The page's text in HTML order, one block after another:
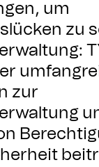
um
zu
zur